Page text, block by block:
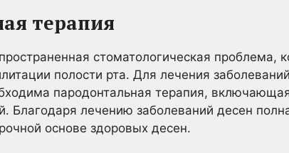
терапия
стоматологическая проблема,
полости рта. Для лечения
пародонтальная терапия,
Благодаря лечению заболеваний десен
основе здоровых десен.